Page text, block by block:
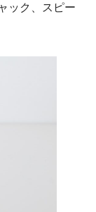
ック、スピー